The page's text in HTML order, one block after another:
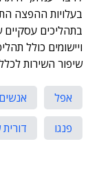
בעלויות ההפצה
בתהליכים
ויישומים כולל
שיפור השירות
אפל
פנגו